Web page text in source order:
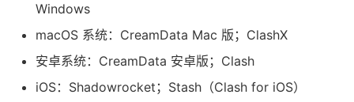
Windows
macOS 系统：CreamData Mac 版；ClashX
安卓系统：CreamData 安卓版；Clash
iOS：Shadowrocket；Stash（Clash for iOS）